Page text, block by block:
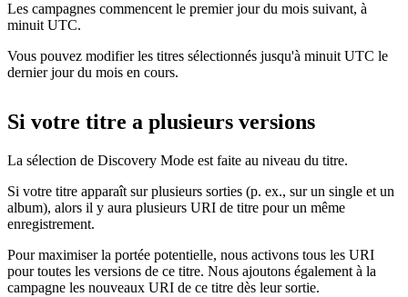
Les campagnes commencent le premier jour du mois suivant, à
minuit UTC.
Vous pouvez modifier les titres sélectionnés jusqu'à minuit UTC le
dernier jour du mois en cours.
Si votre titre a plusieurs versions
La sélection de Discovery Mode est faite au niveau du titre.
Si votre titre apparaît sur plusieurs sorties (p. ex., sur un single et un
album), alors il y aura plusieurs URI de titre pour un même
enregistrement.
Pour maximiser la portée potentielle, nous activons tous les URI
pour toutes les versions de ce titre. Nous ajoutons également à la
campagne les nouveaux URI de ce titre dès leur sortie.